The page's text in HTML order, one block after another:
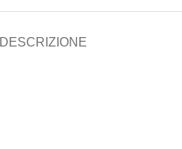
DESCRIZIONE